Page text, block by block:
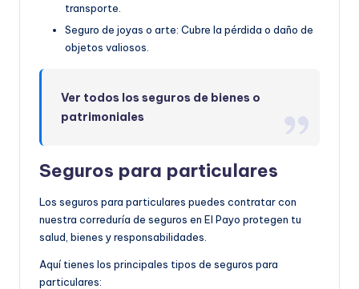
transporte.
Seguro de joyas o arte: Cubre la pérdida o daño de
objetos valiosos.
Ver todos los seguros de bienes o
patrimoniales
Seguros para particulares
Los seguros para particulares puedes contratar con
nuestra correduría de seguros en El Payo protegen tu
salud, bienes y responsabilidades.
Aquí tienes los principales tipos de seguros para
particulares: